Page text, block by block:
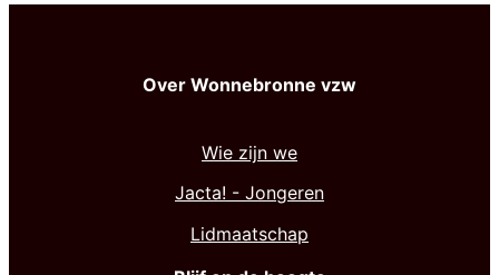
Over Wonnebronne vzw
Wie zijn we
Jacta! - Jongeren
Lidmaatschap